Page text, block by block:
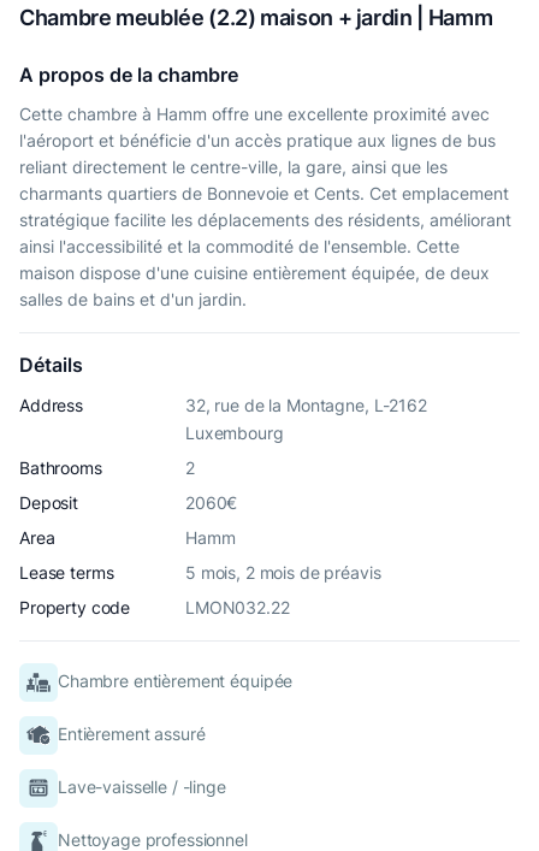
Chambre meublée (2.2) maison + jardin | Hamm
A propos de la chambre
Cette chambre à Hamm offre une excellente proximité avec
l'aéroport et bénéficie d'un accès pratique aux lignes de bus
reliant directement le centre-ville, la gare, ainsi que les
charmants quartiers de Bonnevoie et Cents. Cet emplacement
stratégique facilite les déplacements des résidents, améliorant
ainsi l'accessibilité et la commodité de l'ensemble. Cette
maison dispose d'une cuisine entièrement équipée, de deux
salles de bains et d'un jardin.
Détails
Address
32, rue de la Montagne, L-2162
Luxembourg
Bathrooms
2
Deposit
2060€
Area
Hamm
Lease terms
5 mois, 2 mois de préavis
Property code
LMON032.22
Chambre entièrement équipée
Entièrement assuré
Lave-vaisselle / -linge
Nettoyage professionnel